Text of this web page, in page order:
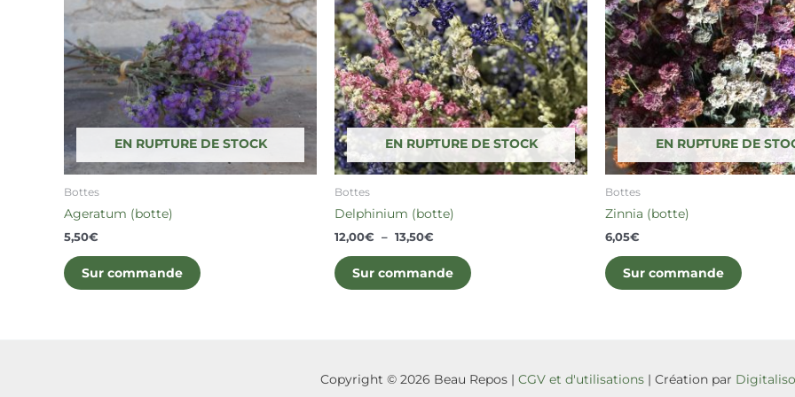
EN RUPTURE DE STOCK
Bottes
Ageratum (botte)
5,50€
Sur commande
EN RUPTURE DE STOCK
Bottes
Delphinium (botte)
12,00€ – 13,50€
Sur commande
variations.
Les
options
peuvent
être
choisies
page
EN RUPTURE DE
Bottes
Zinnia (botte)
6,05€
Sur commande
Les
options
peuvent
être
choisies
sur
page
Copyright © 2026 Beau Repos | CGV et d'utilisations | Création par